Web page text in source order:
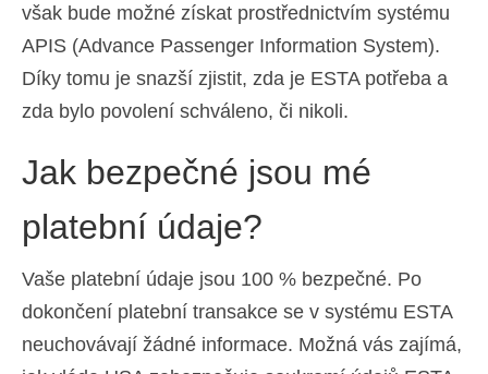
však bude možné získat prostřednictvím systému
APIS (Advance Passenger Information System).
Díky tomu je snazší zjistit, zda je ESTA potřeba a
zda bylo povolení schváleno, či nikoli.
Jak bezpečné jsou mé
platební údaje?
Vaše platební údaje jsou 100 % bezpečné. Po
dokončení platební transakce se v systému ESTA
neuchovávají žádné informace. Možná vás zajímá,